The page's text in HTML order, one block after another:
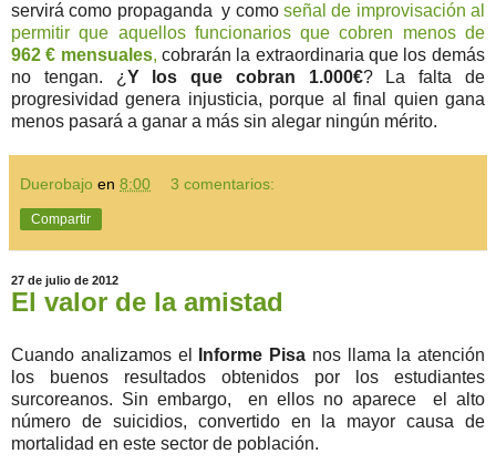
servirá como propaganda y como señal de improvisación al
permitir que aquellos funcionarios que cobren menos de
962 € mensuales,cobrarán la extraordinaria que los demás
no tengan. ¿Y los que cobran 1.000€? La falta de
progresividad genera injusticia, porque al final quien gana
menos pasará a ganar a más sin alegar ningún mérito.
Duerobajo en 8:00 3 comentarios:
Compartir
27 de julio de 2012
El valor de la amistad
Cuando analizamos el Informe Pisa nos llama la atención
los buenos resultados obtenidos por los estudiantes
surcoreanos. Sin embargo, en ellos no aparece el alto
número de suicidios, convertido en la mayor causa de
mortalidad en este sector de población.